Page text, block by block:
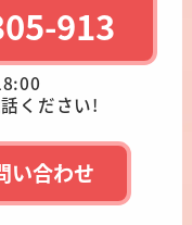
913
ください!
い合わせ